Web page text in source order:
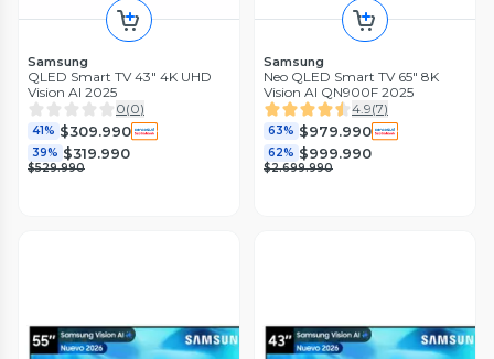
Samsung
QLED Smart TV 43" 4K UHD
Vision AI 2025
0(0)
41% $309.990
39% $319.990
$529.990
Samsung
Neo QLED Smart TV 65" 8K
Vision AI QN900F 2025
4.9(7)
63% $979.990
62% $999.990
$2.699.990